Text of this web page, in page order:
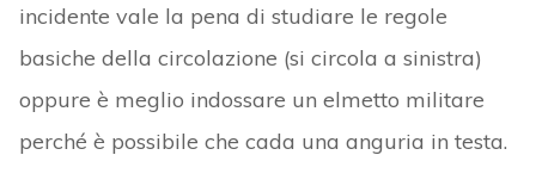
incidente vale la pena di studiare le regole
basiche della circolazione (si circola a sinistra)
oppure è meglio indossare un elmetto militare
perché è possibile che cada una anguria in testa.